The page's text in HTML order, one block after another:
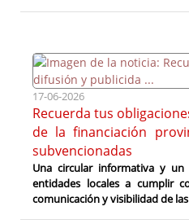
17-06-2026
Recuerda tus
de la financiación
subvencionadas
Una circular informativa y
entidades locales a cumplir
comunicación y visibilidad de